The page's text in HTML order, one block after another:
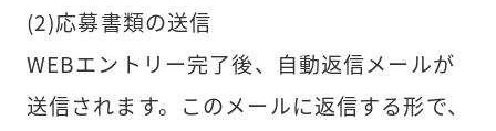
(2)応募書類の送信
WEBエントリー完了後、自動返信メールが
送信されます。このメールに返信する形で、